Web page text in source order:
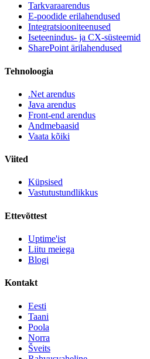
Tarkvaraarendus
E-poodide erilahendused
Integratsiooniteenused
Iseteenindus- ja CX-süsteemid
SharePoint ärilahendused
Tehnoloogia
.Net arendus
Java arendus
Front-end arendus
Andmebaasid
Vaata kõiki
Viited
Küpsised
Vastutustundlikkus
Ettevõttest
Uptime'ist
Liitu meiega
Blogi
Kontakt
Eesti
Taani
Poola
Norra
Šveits